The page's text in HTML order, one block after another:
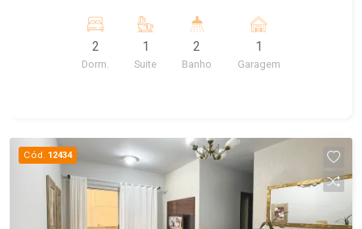
espaço pets, salão de festas, playground.
2
Dorm.
1
Suite
2
Banho
1
Garagem
Cód. 12434